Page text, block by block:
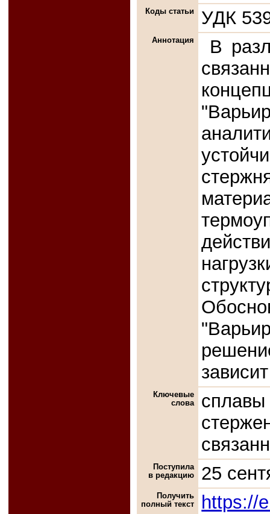
Коды статьи УДК
Аннотация
В
Ключевые
слова
Поступила
в редакцию
25
Получить
полный текст
https://